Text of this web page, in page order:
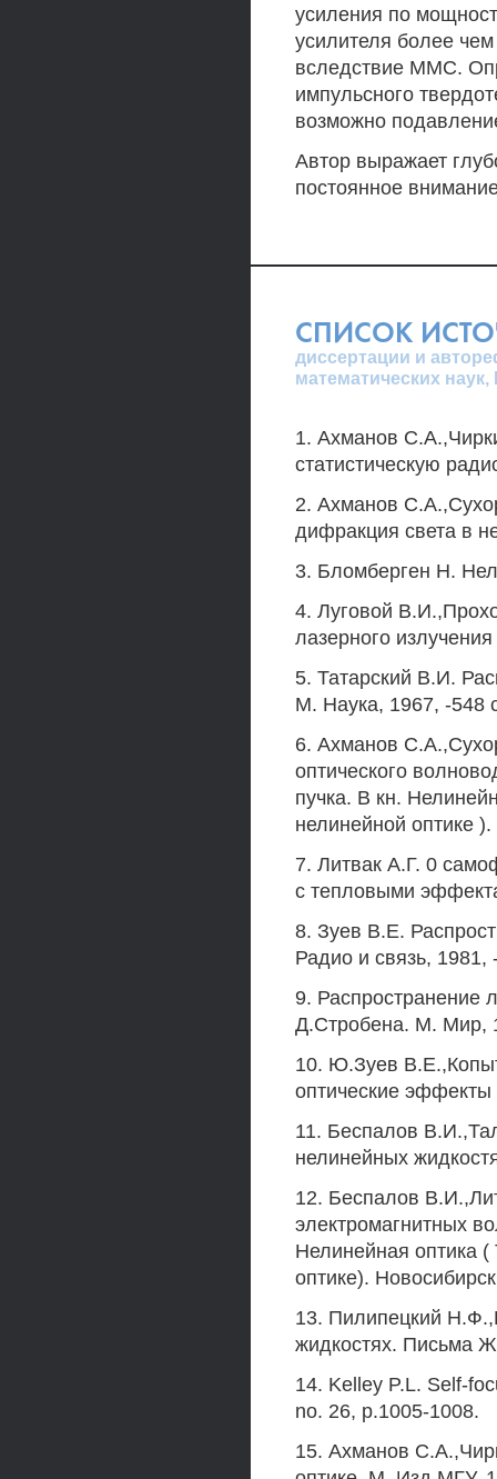
усиления по
усилителя более
вследствие ММС.
импульсного
возможно
Автор выражает
постоянное
СПИСОК
диссертации и
математических
1. Ахманов
статистическую
2. Ахманов
дифракция света в
3. Бломберген Н.
4. Луговой
лазерного
5. Татарский В.И.
М. Наука, 1967, -548
6. Ахманов
оптического
пучка. В кн.
нелинейной оптике
7. Литвак А.Г. 0
с тепловыми
8. Зуев В.Е.
Радио и связь, 1981,
9. Распространение
Д.Стробена. М. Мир,
10. Ю.Зуев
оптические эффекты
11. Беспалов
нелинейных
12. Беспалов
электромагнитных
Нелинейная оптика
оптике).
13. Пилипецкий
жидкостях. Письма
14. Kelley P.L. Self-
no. 26, p.1005-1008.
15. Ахманов